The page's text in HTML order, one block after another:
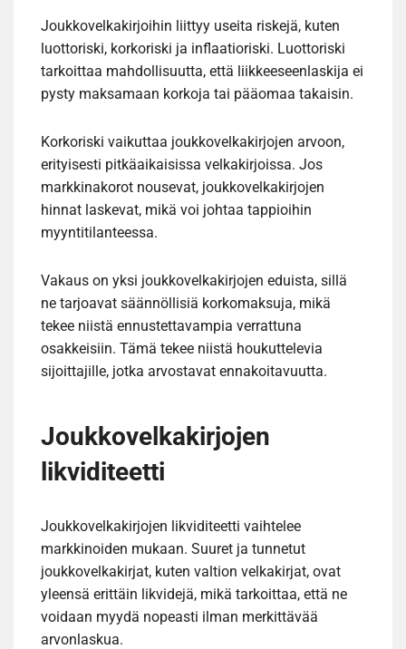
Joukkovelkakirjoihin liittyy useita riskejä, kuten
luottoriski, korkoriski ja inflaatioriski. Luottoriski
tarkoittaa mahdollisuutta, että liikkeeseenlaskija ei
pysty maksamaan korkoja tai pääomaa takaisin.
Korkoriski vaikuttaa joukkovelkakirjojen arvoon,
erityisesti pitkäaikaisissa velkakirjoissa. Jos
markkinakorot nousevat, joukkovelkakirjojen
hinnat laskevat, mikä voi johtaa tappioihin
myyntitilanteessa.
Vakaus on yksi joukkovelkakirjojen eduista, sillä
ne tarjoavat säännöllisiä korkomaksuja, mikä
tekee niistä ennustettavampia verrattuna
osakkeisiin. Tämä tekee niistä houkuttelevia
sijoittajille, jotka arvostavat ennakoitavuutta.
Joukkovelkakirjojen
likviditeetti
Joukkovelkakirjojen likviditeetti vaihtelee
markkinoiden mukaan. Suuret ja tunnetut
joukkovelkakirjat, kuten valtion velkakirjat, ovat
yleensä erittäin likvidejä, mikä tarkoittaa, että ne
voidaan myydä nopeasti ilman merkittävää
arvonlaskua.